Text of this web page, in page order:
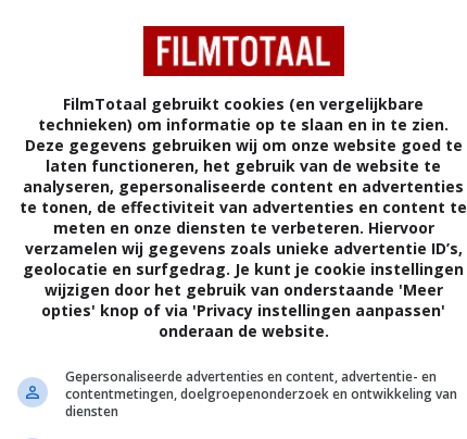
DRAMA THRILLER VERENIGDE STATEN
politieman die in een dronken bui zijn dienstpistool
mensen opduiken die met dat wapen zijn
FilmTotaal gebruikt cookies (en vergelijkbare
technieken) om informatie op te slaan en in te zien.
Deze gegevens gebruiken wij om onze website goed te
laten functioneren, het gebruik van de website te
analyseren, gepersonaliseerde content en advertenties
te tonen, de effectiviteit van advertenties en content te
meten en onze diensten te verbeteren. Hiervoor
verzamelen wij gegevens zoals unieke advertentie ID’s,
geolocatie en surfgedrag. Je kunt je cookie instellingen
wijzigen door het gebruik van onderstaande 'Meer
opties' knop of via 'Privacy instellingen aanpassen'
onderaan de website.
Gepersonaliseerde advertenties en content, advertentie- en
contentmetingen, doelgroepenonderzoek en ontwikkeling van
diensten